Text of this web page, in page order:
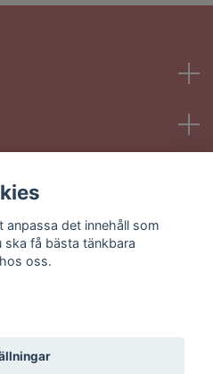
VioLash
det innehåll som
få bästa tänkbara
oss.